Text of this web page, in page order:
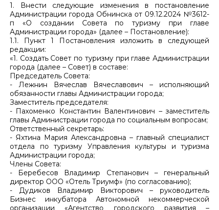
1. Внести следующие изменения в постановление
Администрации города Обнинска от 09.12.2024 №3612-
п «О создании Совета по туризму при главе
Администрации города» (далее – Постановление):
1.1. Пункт 1 Постановления изложить в следующей
редакции:
«1. Создать Совет по туризму при главе Администрации
города (далее – Совет) в составе:
Председатель Совета:
- Лежнин Вячеслав Вячеславович – исполняющий
обязанности главы Администрации города;
Заместитель председателя:
- Пахоменко Константин Валентинович – заместитель
главы Администрации города по социальным вопросам;
Ответственный секретарь:
- Яхтина Мария Александровна – главный специалист
отдела по туризму Управления культуры и туризма
Администрации города;
Члены Совета:
- Беребесов Владимир Степанович – генеральный
директор ООО «Отель Триумф» (по согласованию);
- Дудиков Владимир Викторович – руководитель
Бизнес инкубатора Автономной некоммерческой
организации «Агентство городского развития –